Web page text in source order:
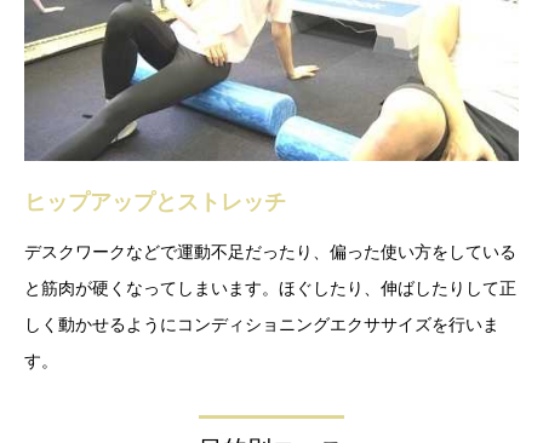
ヒップアップとストレッチ
デスクワークなどで運動不足だったり、偏った使い方をしている
と筋肉が硬くなってしまいます。ほぐしたり、伸ばしたりして正
しく動かせるようにコンディショニングエクササイズを行いま
す。